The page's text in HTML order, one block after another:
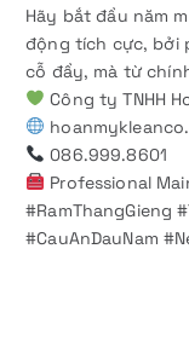
Hãy bắt đầu năm
động tích cực, bởi
cỗ đầy, mà từ
Công ty TNHH
086.999.8601
Professional
#RamThangGieng
#CauAnDauNam